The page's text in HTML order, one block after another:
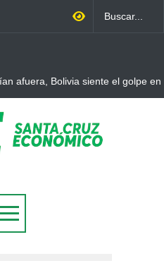
afuera, Bolivia siente el golpe en